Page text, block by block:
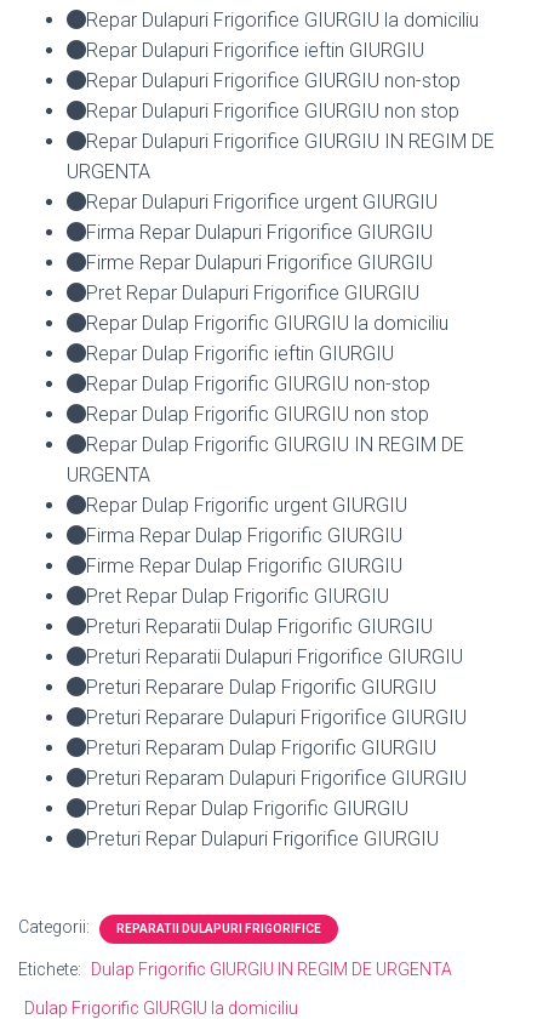
Repar Dulapuri Frigorifice GIURGIU la domiciliu
Repar Dulapuri Frigorifice ieftin GIURGIU
Repar Dulapuri Frigorifice GIURGIU non-stop
Repar Dulapuri Frigorifice GIURGIU non stop
Repar Dulapuri Frigorifice GIURGIU IN REGIM DE
URGENTA
Repar Dulapuri Frigorifice urgent GIURGIU
Firma Repar Dulapuri Frigorifice GIURGIU
Firme Repar Dulapuri Frigorifice GIURGIU
Pret Repar Dulapuri Frigorifice GIURGIU
Repar Dulap Frigorific GIURGIU la domiciliu
Repar Dulap Frigorific ieftin GIURGIU
Repar Dulap Frigorific GIURGIU non-stop
Repar Dulap Frigorific GIURGIU non stop
Repar Dulap Frigorific GIURGIU IN REGIM DE
URGENTA
Repar Dulap Frigorific urgent GIURGIU
Firma Repar Dulap Frigorific GIURGIU
Firme Repar Dulap Frigorific GIURGIU
Pret Repar Dulap Frigorific GIURGIU
Preturi Reparatii Dulap Frigorific GIURGIU
Preturi Reparatii Dulapuri Frigorifice GIURGIU
Preturi Reparare Dulap Frigorific GIURGIU
Preturi Reparare Dulapuri Frigorifice GIURGIU
Preturi Reparam Dulap Frigorific GIURGIU
Preturi Reparam Dulapuri Frigorifice GIURGIU
Preturi Repar Dulap Frigorific GIURGIU
Preturi Repar Dulapuri Frigorifice GIURGIU
Categorii: REPARATII DULAPURI FRIGORIFICE
Etichete:
Dulap Frigorific GIURGIU IN REGIM DE URGENTA
Dulap Frigorific GIURGIU la domiciliu